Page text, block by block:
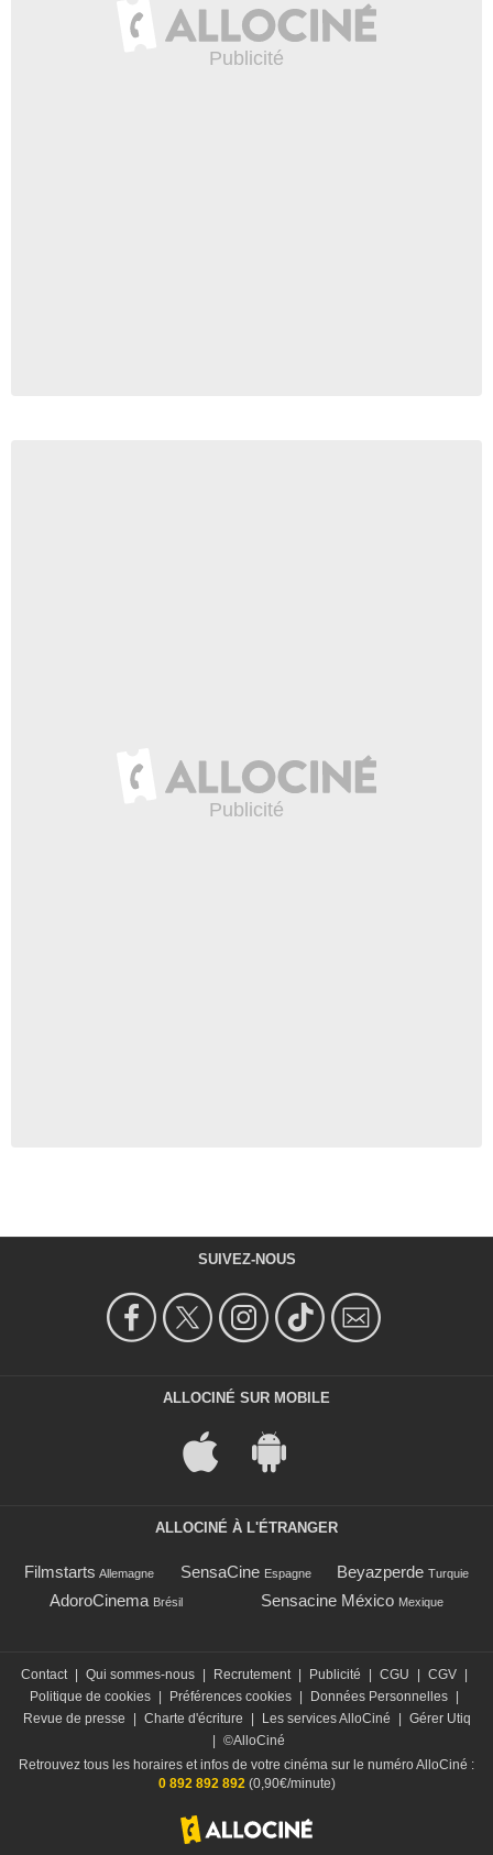
SUIVEZ-NOUS
ALLOCINÉ SUR MOBILE
ALLOCINÉ À L'ÉTRANGER
Filmstarts Allemagne SensaCine Espagne Beyazperde Turquie
AdoroCinema Brésil Sensacine México Mexique
Contact Qui sommes-nous Recrutement Publicité CGU CGV
Politique de cookies
Préférences cookies Données Personnelles
Revue de presse
Charte d'écriture Les services AlloCiné
Gérer Utiq
©AlloCiné
Retrouvez tous les horaires et infos de votre cinéma sur le numéro AlloCiné :
0 892 892 892(0,90€/minute)